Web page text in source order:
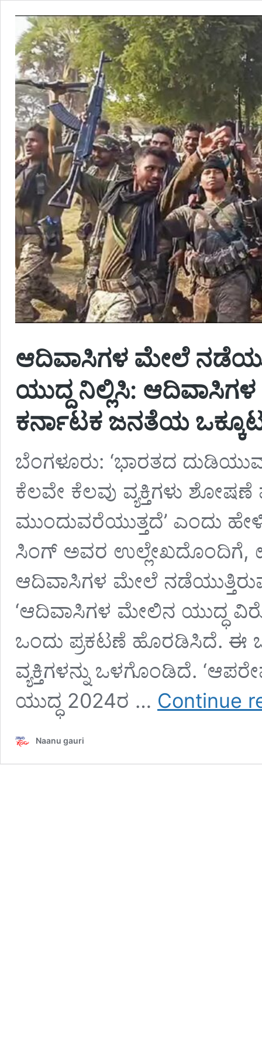
ಆದಿವಾಸಿಗಳ ಮೇಲೆ
ಯುದ್ದ ನಿಲ್ಲಿಸಿ:
ಕರ್ನಾಟಕ ಜನತೆಯ
ಬೆಂಗಳೂರು: ‘ಭಾರತದ ದುಡಿಯುವ
ಕೆಲವೇ ಕೆಲವು ವ್ಯಕ್ತಿಗಳು
ಮುಂದುವರೆಯುತ್ತದೆ’ ಎಂದು
ಸಿಂಗ್ ಅವರ ಉಲ್ಲೇಖದೊಂದಿಗೆ,
ಆದಿವಾಸಿಗಳ ಮೇಲೆ
‘ಆದಿವಾಸಿಗಳ ಮೇಲಿನ ಯುದ್ಧ
ಒಂದು ಪ್ರಕಟಣೆ ಹೊರಡಿಸಿದೆ. ಈ
ವ್ಯಕ್ತಿಗಳನ್ನು ಒಳಗೊಂಡಿದೆ.
ಯುದ್ಧ 2024ರ … Continue
Naanu gauri